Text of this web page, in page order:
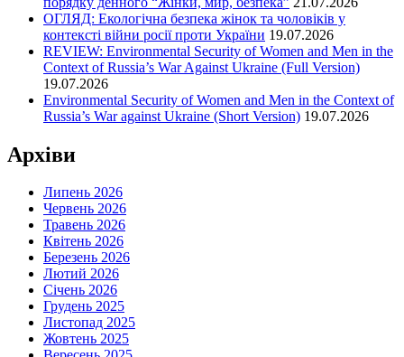
ОГЛЯД: Екологічна безпека жінок та чоловіків у
контексті війни росії проти України 19.07.2026
REVIEW: Environmental Security of Women and Men in the
Context of Russia’s War Against Ukraine (Full Version)
19.07.2026
Environmental Security of Women and Men in the Context of
Russia’s War against Ukraine (Short Version) 19.07.2026
Архіви
Липень 2026
Червень 2026
Травень 2026
Квітень 2026
Березень 2026
Лютий 2026
Січень 2026
Грудень 2025
Листопад 2025
Жовтень 2025